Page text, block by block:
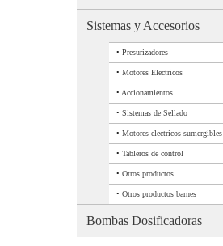
Sistemas y Accesorios
• Presurizadores
• Motores Electricos
• Accionamientos
• Sistemas de Sellado
• Motores electricos sumergibles
• Tableros de control
• Otros productos
• Otros productos barnes
Bombas Dosificadoras